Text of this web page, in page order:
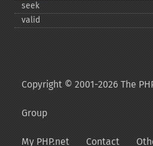
seek
valid
Copyright © 2001-2026 The
Group
My PHP.net Contact